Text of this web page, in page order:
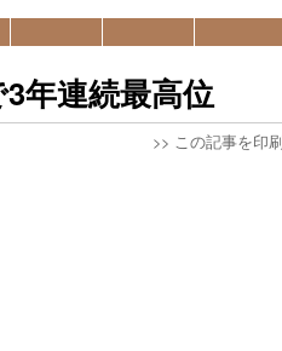
年連続最高位
>> この記事を印